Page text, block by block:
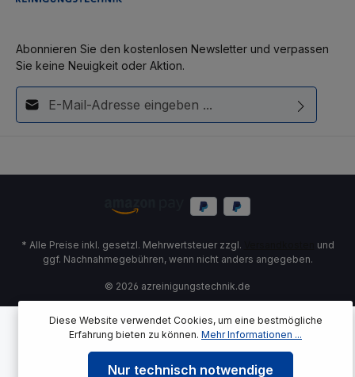
Abonnieren Sie den kostenlosen Newsletter und verpassen
Sie keine Neuigkeit oder Aktion.
E-Mail-Adresse*
© 2026 azreinigungstechnik.de
* Alle Preise inkl. gesetzl. Mehrwertsteuer zzgl.
und
ggf. Nachnahmegebühren, wenn nicht anders angegeben.
Diese Website verwendet Cookies, um eine bestmögliche
Erfahrung bieten zu können. Mehr Informationen ...
Nur technisch notwendige